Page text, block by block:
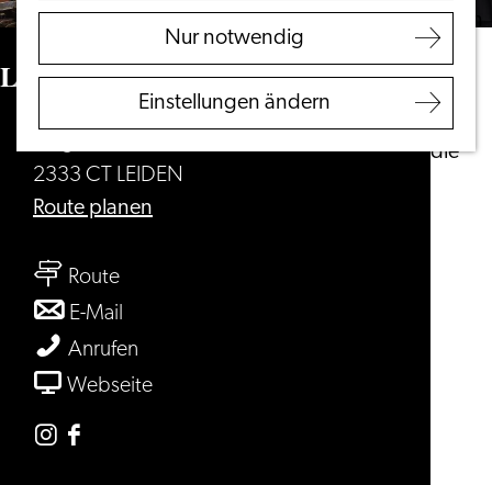
Nur notwendig
Einstellungen ändern
Touristeninformation
Leiden
Entdecken Sie die
Lebkov & Sons
2333 CT LEIDEN
Route planen
Routebis
Lebkov
&
Sons
E-Mail
Lebkov
&
Anrufen
&
Webseiteab
Instagram
Facebook